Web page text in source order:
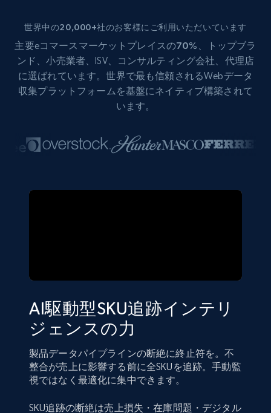
世界中の20,000+社のお客様にご利用いただいています
主要eコマース マーケットプレイスの70% 、トップブラ
ンド、小売業者、ISV、コンサルティング会社、代理店
に選ばれています。世界で最も信頼されるWebデータ
収集プラットフォームを基盤にネイティブ構築されて
います。
AI駆動型SKU追跡インテリ
ジェンスの力
製品データパイプラインの断絶に終止符を。不
整合が売上に影響する前に全SKUを追跡。手動監
視ではなく最適化に集中できます。
SKU追跡の断絶は売上損失・在庫問題・デジタル